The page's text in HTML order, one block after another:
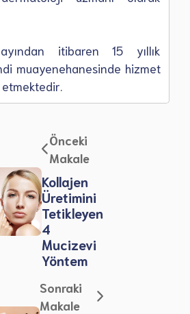
itibaren 15 yıllık
muayenehanesinde hizmet
Önceki
Makale
Kollajen
Üretimini
Tetikleyen
4
Mucizevi
Yöntem
Sonraki
Makale